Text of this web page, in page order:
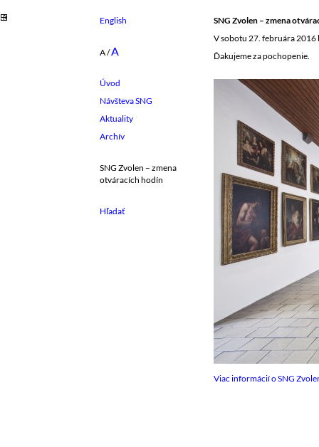
English
A/A
Úvod
Návšteva SNG
Aktuality
Archív
SNG Zvolen – zmena
otváracích hodín
SNG Zvolen – zmena
V sobotu 27. februára 2016
Ďakujeme za pochopenie.
Viac informácií o SNG